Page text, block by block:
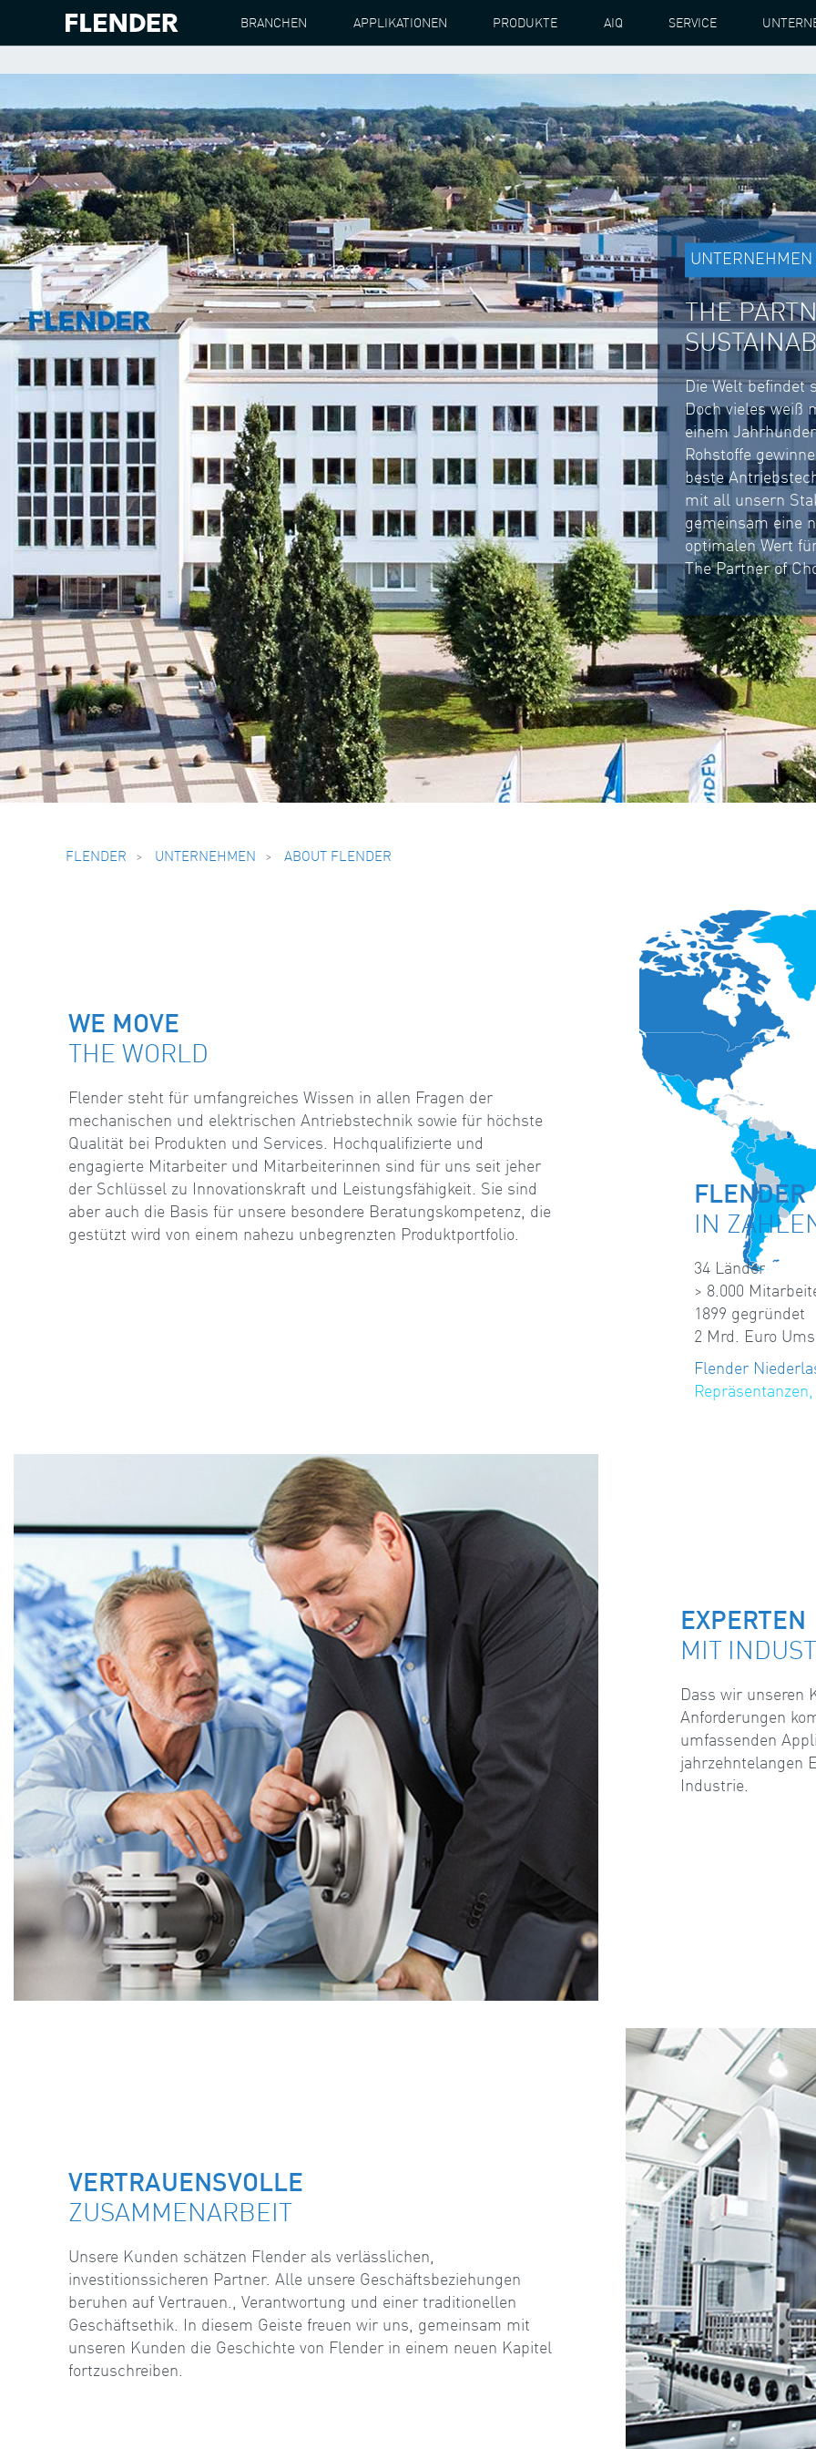
BRANCHEN APPLIKATIONEN PRODUKTE AIQ SERVICE
UNTERNEHMEN
THE
Die Welt befindet
Doch vieles weiß
einem
Rohstoffe
beste
mit all unsern
gemeinsam eine
optimalen Wert
The Partner of
FLENDER UNTERNEHMEN ABOUT FLENDER
WE MOVE
THE WORLD
Flender steht für umfangreiches Wissen in allen Fragen der
mechanischen und elektrischen Antriebstechnik sowie für höchste
Qualität bei Produkten und Services. Hochqualifizierte und
engagierte Mitarbeiter und Mitarbeiterinnen sind für uns seit jeher
der Schlüssel zu Innovationskraft und Leistungsfähigkeit. Sie sind
aber auch die Basis für unsere besondere Beratungskompetenz, die
gestützt wird von einem nahezu unbegrenzten Produktportfolio.
FLENDER
IN
34 Länder
> 8.000
1899 gegründet
2 Mrd. Euro
Flender
EXPERTEN
MIT
Dass wir unseren
Anforderungen
umfassenden
jahrzehntelangen
Industrie.
VERTRAUENSVOLLE
ZUSAMMENARBEIT
Unsere Kunden schätzen Flender als verlässlichen,
investitionssicheren Partner. Alle unsere Geschäftsbeziehungen
beruhen auf Vertrauen., Verantwortung und einer traditionellen
Geschäftsethik. In diesem Geiste freuen wir uns, gemeinsam mit
unseren Kunden die Geschichte von Flender in einem neuen Kapitel
fortzuschreiben.